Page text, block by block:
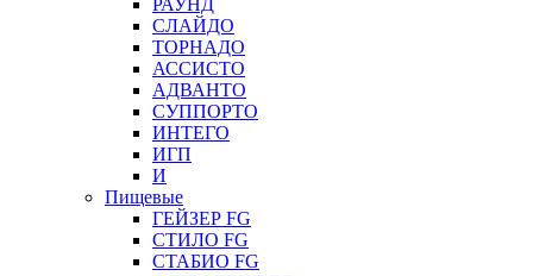
РАУНД
СЛАЙДО
ТОРНАДО
АССИСТО
АДВАНТО
СУППОРТО
ИНТЕГО
ИГП
И
Пищевые
ГЕЙЗЕР FG
СТИЛО FG
СТАБИО FG